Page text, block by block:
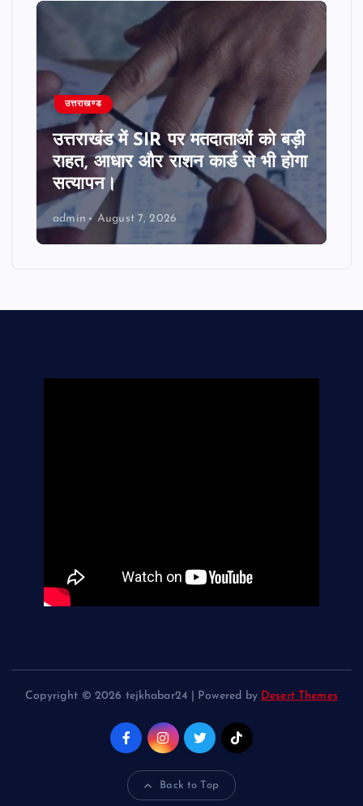
उत्तराखण्ड
उत्तराखंड में SIR पर मतदाताओं को बड़ी
राहत, आधार और राशन कार्ड से भी होगा
सत्यापन।
admin August 7, 2026
Copyright © 2026 tejkhabar24 | Powered by Desert Themes
Back to Top